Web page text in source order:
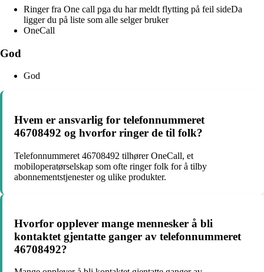
Ringer fra One call pga du har meldt flytting på feil sideDa
ligger du på liste som alle selger bruker
OneCall
God
God
Hvem er ansvarlig for telefonnummeret
46708492 og hvorfor ringer de til folk?
Telefonnummeret 46708492 tilhører OneCall, et
mobiloperatørselskap som ofte ringer folk for å tilby
abonnementstjenester og ulike produkter.
Hvorfor opplever mange mennesker å bli
kontaktet gjentatte ganger av telefonnummeret
46708492?